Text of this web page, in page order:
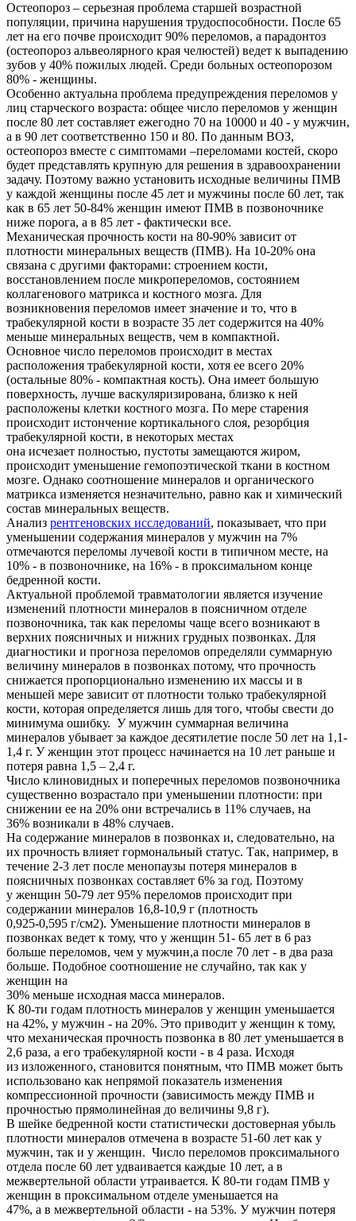
Остеопороз – серьезная проблема старшей возрастной
популяции, причина нарушения трудоспособности. После 65
лет на его почве происходит 90% переломов, а парадонтоз
(остеопороз альвеолярного края челюстей) ведет к выпадению
зубов у 40% пожилых людей. Среди больных остеопорозом
80% - женщины.
Особенно актуальна проблема предупреждения переломов у
лиц старческого возраста: общее число переломов у женщин
после 80 лет составляет ежегодно 70 на 10000 и 40 - у мужчин,
а в 90 лет соответственно 150 и 80. По данным ВОЗ,
остеопороз вместе с симптомами –переломами костей, скоро
будет представлять крупную для решения в здравоохранении
задачу. Поэтому важно установить исходные величины ПМВ
у каждой женщины после 45 лет и мужчины после 60 лет, так
как в 65 лет 50-84% женщин имеют ПМВ в позвоночнике
ниже порога, а в 85 лет - фактически все.
Механическая прочность кости на 80-90% зависит от
плотности минеральных веществ (ПМВ). На 10-20% она
связана с другими факторами: строением кости,
восстановлением после микропереломов, состоянием
коллагенового матрикса и костного мозга. Для
возникновения переломов имеет значение и то, что в
трабекулярной кости в возрасте 35 лет содержится на 40%
меньше минеральных веществ, чем в компактной.
Основное число переломов происходит в местах
расположения трабекулярной кости, хотя ее всего 20%
(остальные 80% - компактная кость). Она имеет большую
поверхность, лучше васкуляризирована, близко к ней
расположены клетки костного мозга. По мере старения
происходит истончение кортикального слоя, резорбция
трабекулярной кости, в некоторых местах
она исчезает полностью, пустоты замещаются жиром,
происходит уменьшение гемопоэтической ткани в костном
мозге. Однако соотношение минералов и органического
матрикса изменяется незначительно, равно как и химический
состав минеральных веществ.
Анализ рентгеновских исследований, показывает, что при
уменьшении содержания минералов у мужчин на 7%
отмечаются переломы лучевой кости в типичном месте, на
10% - в позвоночнике, на 16% - в проксимальном конце
бедренной кости.
Актуальной проблемой травматологии является изучение
изменений плотности минералов в поясничном отделе
позвоночника, так как переломы чаще всего возникают в
верхних поясничных и нижних грудных позвонках. Для
диагностики и прогноза переломов определяли суммарную
величину минералов в позвонках потому, что прочность
снижается пропорционально изменению их массы и в
меньшей мере зависит от плотности только трабекулярной
кости, которая определяется лишь для того, чтобы свести до
минимума ошибку. У мужчин суммарная величина
минералов убывает за каждое десятилетие после 50 лет на 1,1-
1,4 г. У женщин этот процесс начинается на 10 лет раньше и
потеря равна 1,5 – 2,4 г.
Число клиновидных и поперечных переломов позвоночника
существенно возрастало при уменьшении плотности: при
снижении ее на 20% они встречались в 11% случаев, на
36% возникали в 48% случаев.
На содержание минералов в позвонках и, следовательно, на
их прочность влияет гормональный статус. Так, например, в
течение 2-3 лет после менопаузы потеря минералов в
поясничных позвонках составляет 6% за год. Поэтому
у женщин 50-79 лет 95% переломов происходит при
содержании минералов 16,8-10,9 г (плотность
0,925-0,595 г/см2). Уменьшение плотности минералов в
позвонках ведет к тому, что у женщин 51- 65 лет в 6 раз
больше переломов, чем у мужчин,а после 70 лет - в два раза
больше. Подобное соотношение не случайно, так как у
женщин на
30% меньше исходная масса минералов.
К 80-ти годам плотность минералов у женщин уменьшается
на 42%, у мужчин - на 20%. Это приводит у женщин к тому,
что механическая прочность позвонка в 80 лет уменьшается в
2,6 раза, а его трабекулярной кости - в 4 раза. Исходя
из изложенного, становится понятным, что ПМВ может быть
использовано как непрямой показатель изменения
компрессионной прочности (зависимость между ПМВ и
прочностью прямолинейная до величины 9,8 г).
В шейке бедренной кости статистически достоверная убыль
плотности минералов отмечена в возрасте 51-60 лет как у
мужчин, так и у женщин. Число переломов проксимального
отдела после 60 лет удваивается каждые 10 лет, а в
межвертельной области утраивается. К 80-ти годам ПМВ у
женщин в проксимальном отделе уменьшается на
47%, а в межвертельной области - на 53%. У мужчин потеря